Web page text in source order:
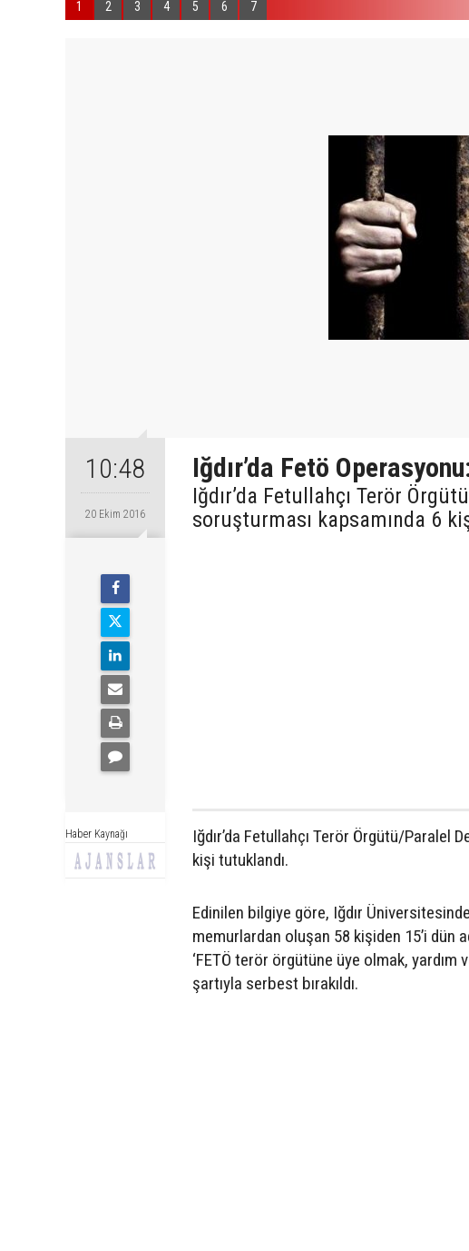
1 2 3 4 5 6 7
10:48
20 Ekim 2016
Haber Kaynağı
Iğdır’da Fetö
Iğdır’da Fetullahçı Terör
soruşturması kapsamında 6
Iğdır’da Fetullahçı Terör Örgütü/Paralel
kişi tutuklandı.
Edinilen bilgiye göre, Iğdır
memurlardan oluşan 58 kişiden 15’i dün
‘FETÖ terör örgütüne üye olmak,
şartıyla serbest bırakıldı.